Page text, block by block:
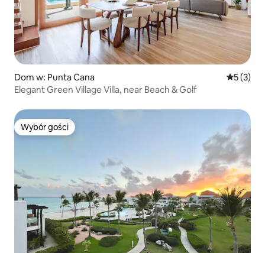
Dom w: Punta Cana Średnia
5 (3)
Elegant Green Village Villa, near Beach & Golf
Wybór gości
Wybór gości